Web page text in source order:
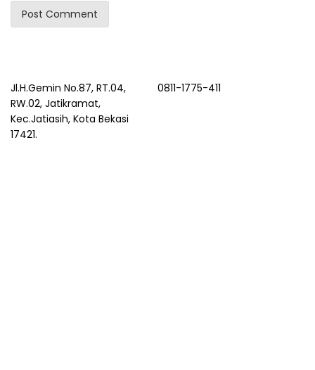
Jl.H.Gemin No.87, RT.04,
RW.02, Jatikramat,
Kec.Jatiasih, Kota Bekasi
17421.
0811-1775-411